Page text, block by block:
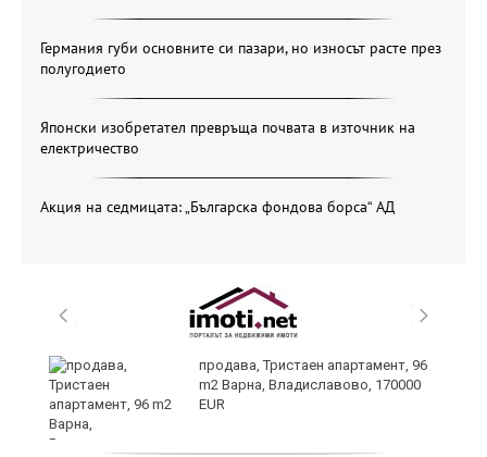
Германия губи основните си пазари, но износът расте през
полугодието
Японски изобретател превръща почвата в източник на
електричество
Акция на седмицата: „Българска фондова борса“ АД
продава, Тристаен апартамент, 96
m2 Варна, Владиславово, 170000
EUR